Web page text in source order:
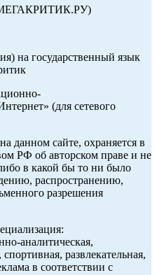
на государственный язык
(для сетевого
данном сайте, охраняется в
РФ об авторском праве и не
в какой бы то ни было
распространению,
разрешения
аналитическая,
развлекательная,
в соответствии с